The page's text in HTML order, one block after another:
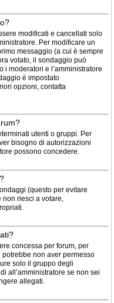
modificati e cancellati solo
Per modificare un
messaggio (a cui è sempre
votato, il sondaggio può
i moderatori e l’amministratore
è impostato
opzioni, contatta
utenti o gruppi. Per
bisogno di autorizzazioni
possono concedere.
(questo per evitare
non riesci a votare,
concessa per forum, per
potrebbe non aver permesso
solo il gruppo degli
all’amministratore se non sei
allegati.